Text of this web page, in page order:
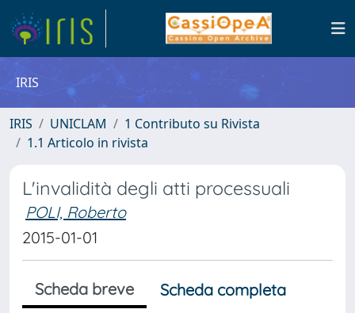
IRIS
IRIS UNICLAM
1 Contributo su Rivista
1.1 Articolo in rivista
L'invalidità degli atti processuali
POLI, Roberto
2015-01-01
Scheda breve
Scheda completa